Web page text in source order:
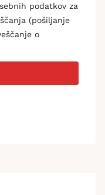
podatkov za
(pošiljanje
o